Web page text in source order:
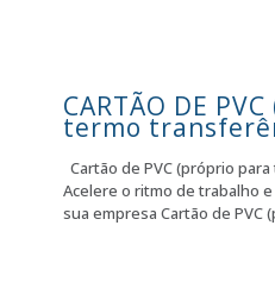
CARTÃO DE
termo
Cartão de PVC (próprio
Acelere o ritmo de trabalho
sua empresa Cartão de PVC